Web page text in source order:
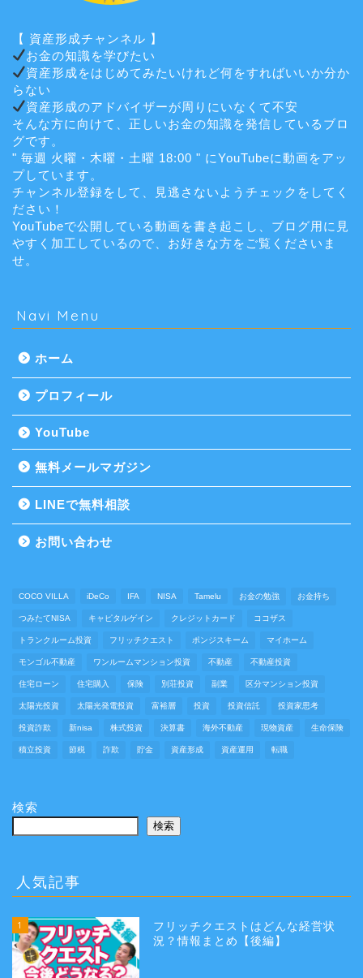
【 資産形成チャンネル 】
お金の知識を学びたい
資産形成をはじめてみたいけれど何をすればいいか分か
らない
資産形成のアドバイザーが周りにいなくて不安
そんな方に向けて、正しいお金の知識を発信しているブロ
グです。
" 毎週 火曜・木曜・土曜 18:00 " にYouTubeに動画をアッ
プしています。
チャンネル登録をして、見逃さないようチェックをしてく
ださい！
YouTubeで公開している動画を書き起こし、ブログ用に見
やすく加工しているので、お好きな方をご覧くださいま
せ。
Navi Menu
ホーム
プロフィール
YouTube
無料メールマガジン
LINEで無料相談
お問い合わせ
COCO VILLA iDeCo IFA NISA Tamelu お金の勉強 お金持ち
つみたてNISA キャピタルゲイン クレジットカード ココザス
トランクルーム投資 フリッチクエスト ポンジスキーム マイホーム
モンゴル不動産 ワンルームマンション投資 不動産 不動産投資
住宅ローン 住宅購入 保険 別荘投資 副業 区分マンション投資
太陽光投資 太陽光発電投資 富裕層 投資 投資信託 投資家思考
投資詐欺 新nisa 株式投資 決算書 海外不動産 現物資産 生命保険
積立投資 節税 詐欺 貯金 資産形成 資産運用 転職
検索
検索
人気記事
1
フリッチクエストはどんな経営状
況？情報まとめ【後編】